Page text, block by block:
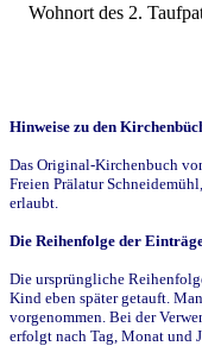
Wohnort des 2.
Hinweise zu den
Das Original-Kirchenbuch
Freien Prälatur
erlaubt.
Die Reihenfolge der
Die ursprüngliche
Kind eben später getauft.
vorgenommen. Bei der
erfolgt nach Tag, Monat und